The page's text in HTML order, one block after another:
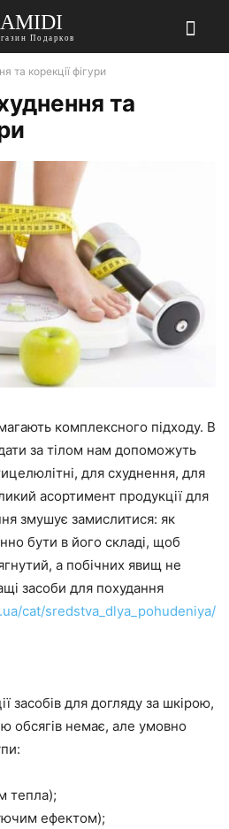
AMIDI
Подарков
та корекції фігури
та
комплексного підходу. В
за тілом нам допоможуть
для схуднення, для
асортимент продукції для
змушує замислитися: як
бути в його складі, щоб
а побічних явищ не
засоби для похудання
cat/sredstva_dlya_pohudeniya/
засобів для догляду за шкірою,
обсягів немає, але умовно
тепла);
ефектом);